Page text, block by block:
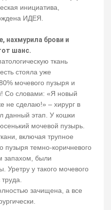
инициатива,
ИДЕЯ.
нахмурила брови и
шанс.
ткань
стояла уже
мочевого пузыря и
Со словами: «Я новый
не сделаю!» – хирург в
данный этап. У кошки
мочевой пузырь.
включая трупное
пузыря темно-коричневого
запахом, были
Уретру у такого мочевого
зачищена, а все